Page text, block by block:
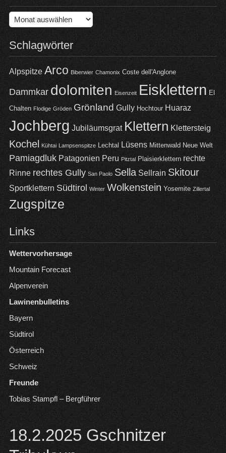
Archiv
Schlagwörter
Alpspitze Arco Biberwier Chamonix Coste dell'Anglone
Dammkar dolomiten Eisenzeit Eisklettern El
Chalten Flodige Gröden Grönland Gully Hochtour Huaraz
Jochberg Jubiläumsgrat Klettern Klettersteig
Kochel Kühtai Lampsenspitze Lechtal Lüsens Mittenwald Neue Welt
Pamiagdluk Patagonien Peru Pitztal Plaisierklettern rechte
Rinne rechtes Gully San Paolo Sella Sellrain Skitour
Sportklettern Südtirol Winter Wolkenstein Yosemite Zillertal
Zugspitze
Links
Wettervorhersage
Mountain Forecast
Alpenverein
Lawinenbulletins
Bayern
Südtirol
Österreich
Schweiz
Freunde
Tobias Stampfl – Bergführer
18.2.2025 Gschnitzer